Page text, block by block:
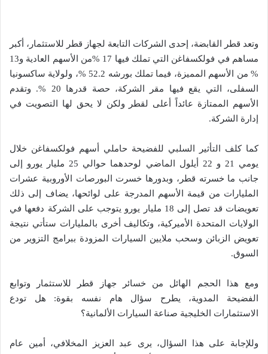
وتعد قطر القابضة، إحدى الشركات التابعة لجهاز قطر للاستثمار، أكبر
مساهم في فولكسفاغن التي تملك فيها 17 %من الأسهم العادية و13
% من الأسهم المميزة، فيما تملك بورشه 52.2 %، ولولاية ساكسونيا
السفلى، التي يقع فيها مقر الشركة، حصة قدرها 20 %. وتقدم
الأسهم الممتازة عائداً أعلى لقطر ولكن لا يحق لها التصويت في
إدارة الشركة.
كما كلف التأثير السلبي للفضيحة حاملي أسهم فولكسفاغن خلال
يومي 21 و 22 أيلول الماضي لوحدهما حوالي 25 مليار يورو إلى
جانب ما خسرته قطر، وبدورها خسرت البورصات الأوروبية عشرات
المليارات من قيمة الأسهم المدرجة على لوائحها، يضاف إلى ذلك
تعويضات قد تصل إلى 18 مليار يورو يتوجب على الشركة دفعها في
الولايات المتحدة الأميركية، وتكاليف أخرى بالمليارات ستأتي نتيجة
تعويض الزبائن وسحب ملايين السيارات المزودة ببرامج التزوير من
السوق.
ومع هذا الحجم الهائل من خسائر جهاز قطر للاستثمار وتوابع
الفضيحة المدوية، يطرح سؤال هام نفسه بقوة: هل تودع
الاستثمارات الخليجية صناعة السيارات الألمانية؟
وللإجابة على هذا السؤال، يرى عبد العزيز المخلافي، أمين عام